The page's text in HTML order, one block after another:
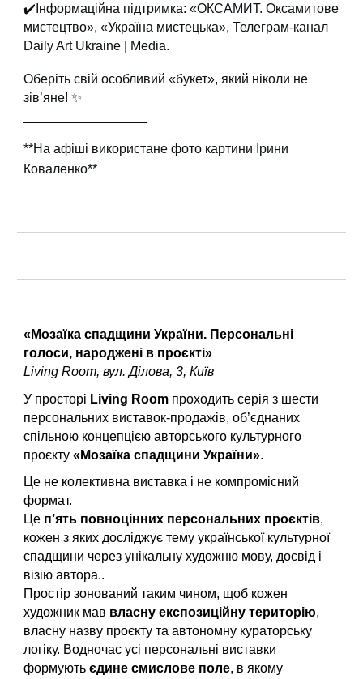
✔️Інформаційна підтримка: «ОКСАМИТ. Оксамитове
мистецтво», «Україна мистецька», Телеграм-канал
Daily Art Ukraine | Media.
Оберіть свій особливий «букет», який ніколи не
зів’яне! ✨
**На афіші використане фото картини Ірини
Коваленко**
«Мозаїка спадщини України. Персональні
голоси, народжені в проєкті»
Living Room, вул. Ділова, 3, Київ
У просторі Living Room проходить серія з шести
персональних виставок-продажів, об’єднаних
спільною концепцією авторського культурного
проєкту«Мозаїка спадщини України».
Це не колективна виставка і не компромісний
формат.
Це п’ять повноцінних персональних проєктів,
кожен з яких досліджує тему української культурної
спадщини через унікальну художню мову, досвід і
візію автора..
Простір зонований таким чином, щоб кожен
художник мав власну експозиційну територію,
власну назву проєкту та автономну кураторську
логіку. Водночас усі персональні виставки
формуютьєдине смислове поле, в якому